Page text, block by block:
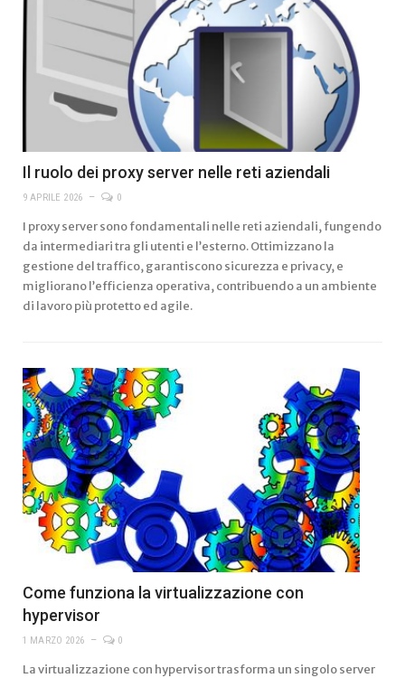
Il ruolo dei proxy server nelle reti aziendali
9 APRILE 2026 0
I proxy server sono fondamentali nelle reti aziendali, fungendo
da intermediari tra gli utenti e l’esterno. Ottimizzano la
gestione del traffico, garantiscono sicurezza e privacy, e
migliorano l’efficienza operativa, contribuendo a un ambiente
di lavoro più protetto ed agile.
Come funziona la virtualizzazione con
hypervisor
1 MARZO 2026 0
La virtualizzazione con hypervisor trasforma un singolo server